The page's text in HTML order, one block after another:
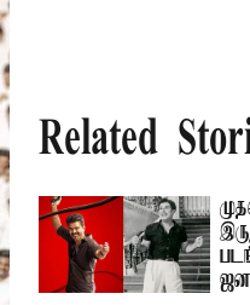
Related